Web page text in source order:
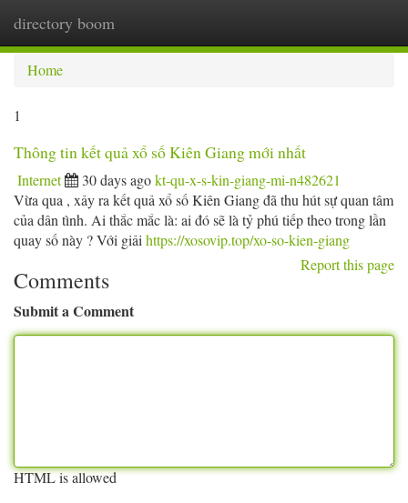
directory boom
Home
1
Thông tin kết quả xổ số Kiên Giang mới nhất
Internet 30 days agokt-qu-x-s-kin-giang-mi-n482621
Vừa qua , xảy ra kết quả xổ số Kiên Giang đã thu hút sự quan tâm
của dân tình. Ai thắc mắc là: ai đó sẽ là tỷ phú tiếp theo trong lần
quay số này ? Với giải https://xosovip.top/xo-so-kien-giang
Report this page
Comments
Submit a Comment
HTML is allowed